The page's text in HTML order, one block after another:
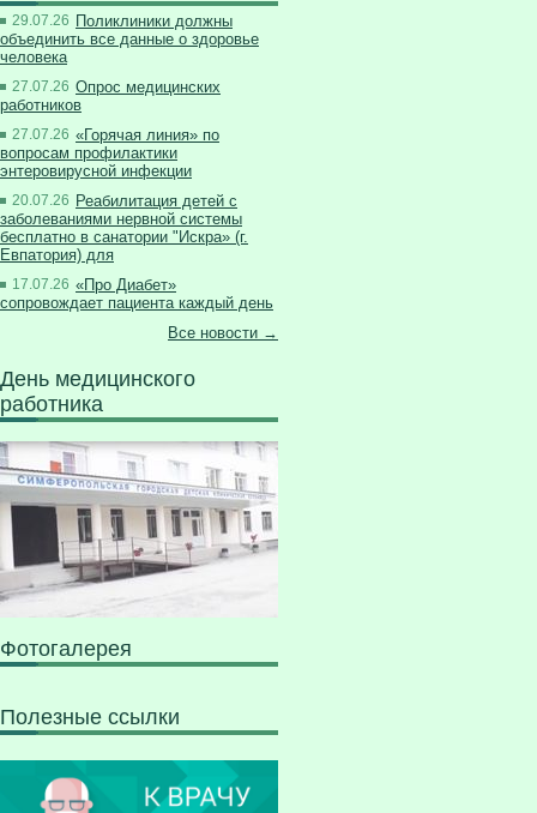
29.07.26 Поликлиники должны
объединить все данные о здоровье
человека
27.07.26 Опрос медицинских
работников
27.07.26 «Горячая линия» по
вопросам профилактики
энтеровирусной инфекции
20.07.26 Реабилитация детей с
заболеваниями нервной системы
бесплатно в санатории "Искра» (г.
Евпатория) для
17.07.26 «Про Диабет»
сопровождает пациента каждый день
Все новости →
День медицинского
работника
Фотогалерея
Полезные ссылки